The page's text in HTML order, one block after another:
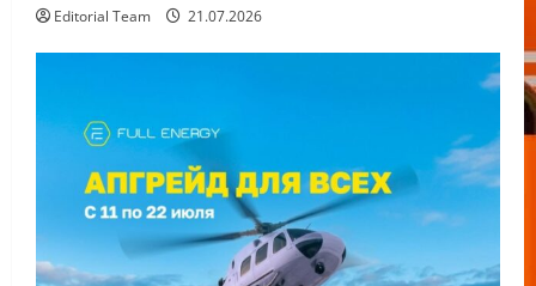
Editorial Team 21.07.2026